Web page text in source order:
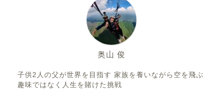
奥山 俊
子供2人の父が世界を目指す 家族を養いながら空を飛ぶ
趣味ではなく人生を賭けた挑戦